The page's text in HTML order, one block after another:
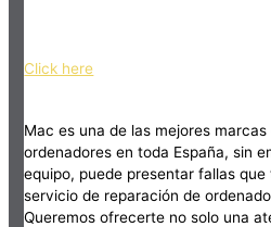
Click here
Mac es una de las mejores
ordenadores en toda España, sin
equipo, puede presentar fallas
servicio de reparación de
Queremos ofrecerte no solo una